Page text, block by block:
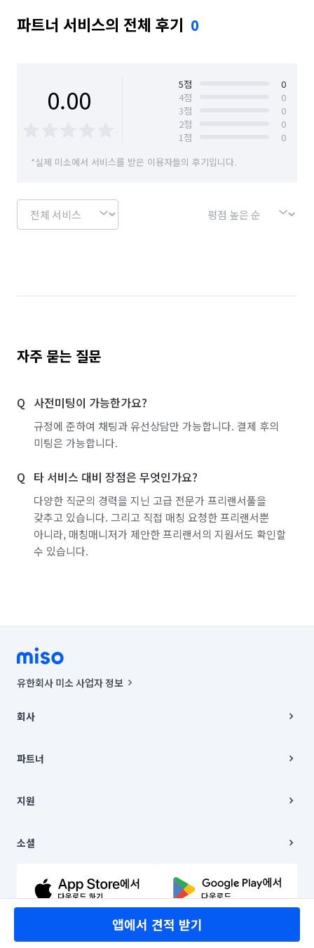
파트너 서비스의 전체 후기 0
0.00 5점
0
4점
0
3점
0
2점
0
1점
0
*실제 미소에서 서비스를 받은 이용자들의 후기입니다.
자주 묻는 질문
사전미팅이 가능한가요?
규정에 준하여 채팅과 유선상담만 가능합니다. 결제 후의
미팅은 가능합니다.
타 서비스 대비 장점은 무엇인가요?
다양한 직군의 경력을 지닌 고급 전문가 프리랜서풀을
갖추고 있습니다. 그리고 직접 매칭 요청한 프리랜서뿐
아니라, 매칭매니저가 제안한 프리랜서의 지원서도 확인할
수 있습니다.
앱에서 견적 받기
유한회사 미소 사업자 정보
00019 |
주소 | 본사: 서울특별시 종로구 율곡로 6(중학동, 트윈트리빌딩) B동 5층
컨택센터 : 서울특별시 종로구 수송동 율곡로 24, 7층, 8층 미소
상품, 상품정보, 거래에 관한 의무와 책임은 거래당사자에게 있습니다.
언론 보도 관련 문의:
© 유한회사 미소. Miso, Inc. All Rights Reserved.
회사
채용
파트너
이사
지원
이용약관
문의하기
소셜
유튜브